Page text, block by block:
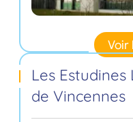
Voir
Les Estudines
de Vincennes